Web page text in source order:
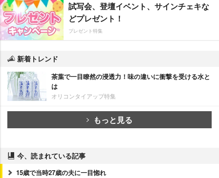
試写会、登壇イベント、サインチェキな
どプレゼント！
プレゼント特集
新着トレンド
茶葉で一目瞭然の浸透力！味の違いに衝撃を受ける水と
は
オリコンタイアップ特集
もっと見る
今、読まれている記事
15歳で当時27歳の夫に一目惚れ